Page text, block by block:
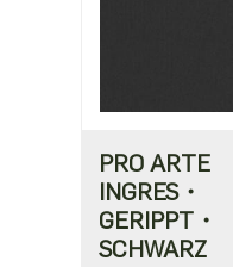
PRO ARTE
INGRES・
GERIPPT・
SCHWARZ